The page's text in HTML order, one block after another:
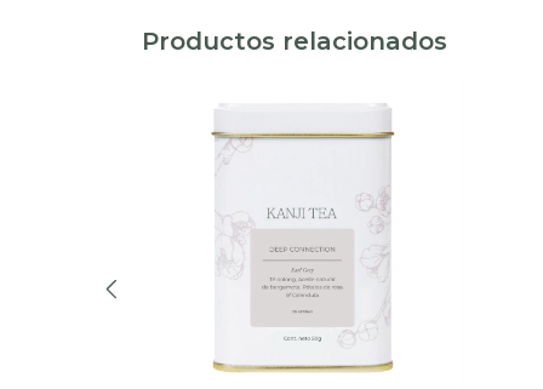
Productos relacionados